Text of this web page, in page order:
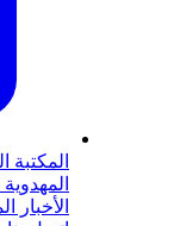
المهدوية
اختبر
المهدوية